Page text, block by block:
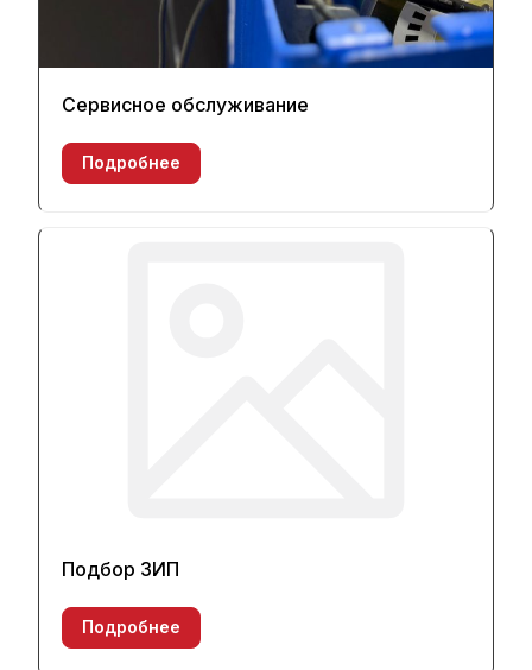
Сервисное обслуживание
Подробнее
Подбор ЗИП
Подробнее